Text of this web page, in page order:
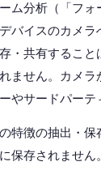
ム分析（「フ
バイスのカメ
・共有するこ
ません。カメ
やサードパーテ
特徴の抽出・
保存されませ